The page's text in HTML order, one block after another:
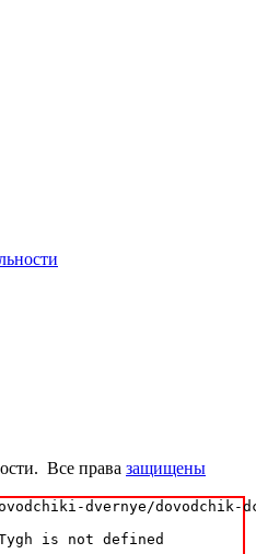
Все права защищены
dvernye/dovodchik-
is not defined